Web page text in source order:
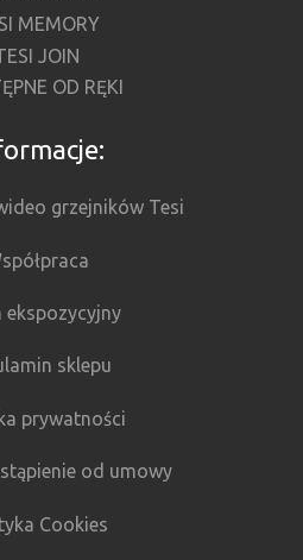
MEMORY
JOIN
OD RĘKI
grzejników Tesi
ekspozycyjny
sklepu
prywatności
od umowy
Cookies